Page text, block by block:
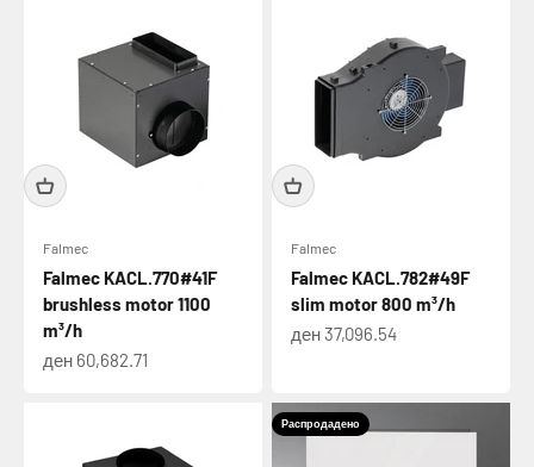
Falmec
Falmec KACL.770#41F
brushless motor 1100
m³/h
Намалена цена
ден 60,682.71
Falmec
Falmec KACL.782#49F
slim motor 800 m³/h
Намалена цена
ден 37,096.54
Распродадено